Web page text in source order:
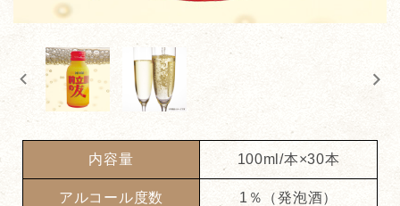
内容量 100ml/本×30本
アルコール度数 1％（発泡酒）